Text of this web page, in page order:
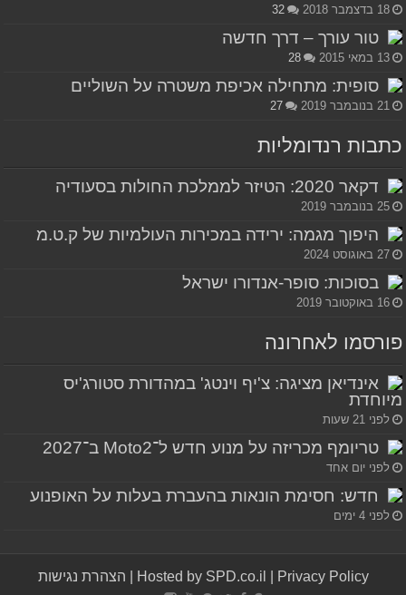
18 בדצמבר 2018 32
טור עורך – דרך חדשה
13 במאי 2015 28
סופית: מתחילה אכיפת משטרה על השוליים
21 בנובמבר 2019 27
כתבות רנדומליות
דקאר 2020: הטיזר לממלכת החולות בסעודיה
25 בנובמבר 2019
היפוך מגמה: ירידה במכירות העולמיות של ק.ט.מ
27 באוגוסט 2024
בסוכות: סופר-אנדורו ישראל
16 באוקטובר 2019
פורסמו לאחרונה
אינדיאן מציגה: צ'יף וינטג' במהדורת סטורג'יס
מיוחדת
לפני 21 שעות
טריומף מכריזה על מנוע חדש ל־Moto2 ב־2027
לפני יום אחד
חדש: חסימת הונאות בהעברת בעלות על האופנוע
לפני 4 ימים
Hosted by SPD.co.il Privacy Policy הצהרת נגישות